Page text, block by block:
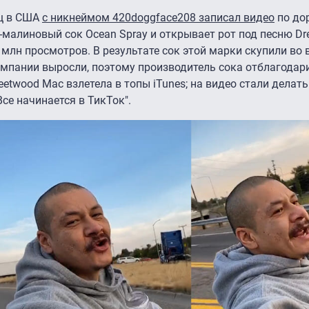
в США с никнеймом 420doggface208 записал видео по
сок Ocean Spray и открывает рот под песню
просмотров. В результате сок этой марки скупили во
выросли, поэтому производитель сока
Mac взлетела в топы iTunes; на видео стали
начинается в ТикТок".